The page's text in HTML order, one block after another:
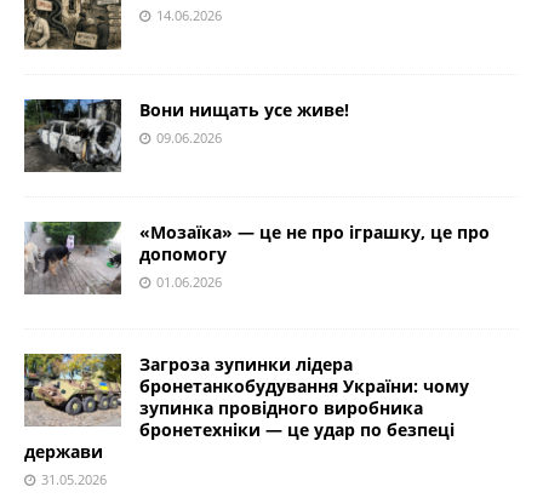
14.06.2026
Вони нищать усе живе!
09.06.2026
«Мозаїка» — це не про іграшку, це про
допомогу
01.06.2026
Загроза зупинки лідера
бронетанкобудування України: чому
зупинка провідного виробника
бронетехніки — це удар по безпеці
держави
31.05.2026